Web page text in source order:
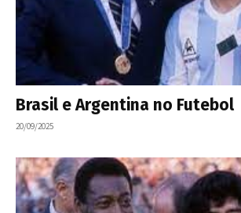
Brasil e Argentina no Futebol
20/09/2025